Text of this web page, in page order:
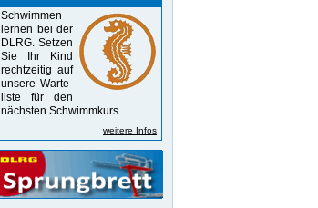
Schwimmen
lernen bei der
DLRG. Setzen
Sie Ihr Kind
recht­zeitig auf
unsere Warte­
liste für den
nächsten Schwimm­kurs.
weitere Infos